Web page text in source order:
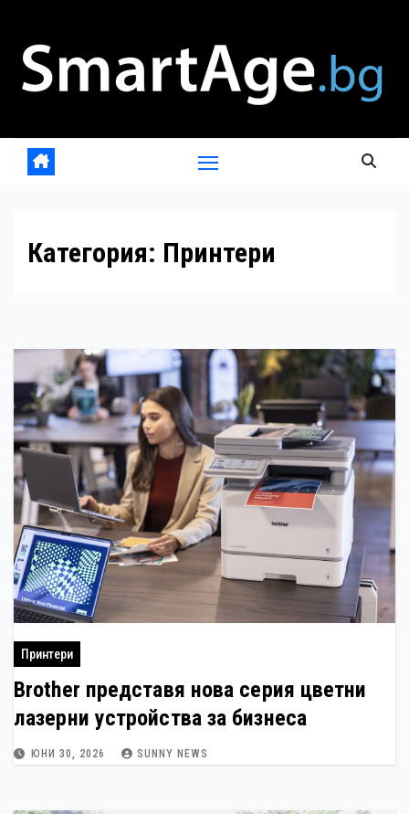
content
Категория: Принтери
Принтери
Brother представя нова серия цветни
лазерни устройства за бизнеса
ЮНИ 30, 2026 SUNNY NEWS